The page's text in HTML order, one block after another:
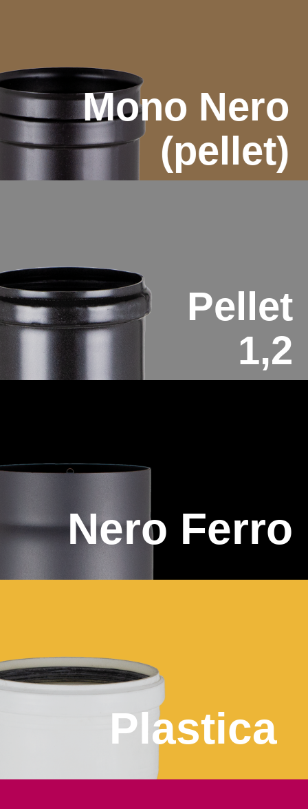
Mono Nero
(pellet)
Pellet
1,2
Nero Ferro
Plastica